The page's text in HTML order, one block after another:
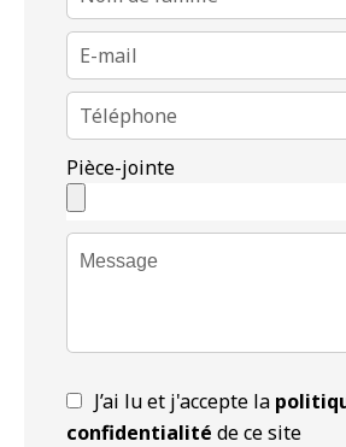
Pièce-jointe
J’ai lu et j'accepte la
confidentialité de ce site